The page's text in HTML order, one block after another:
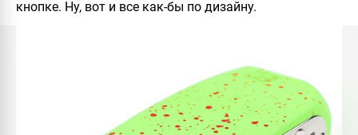
кнопке. Ну, вот и все как-бы по дизайну.